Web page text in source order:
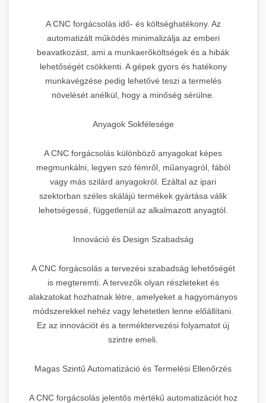
A CNC forgácsolás idő- és költséghatékony. Az
automatizált működés minimalizálja az emberi
beavatkozást, ami a munkaerőköltségek és a hibák
lehetőségét csökkenti. A gépek gyors és hatékony
munkavégzése pedig lehetővé teszi a termelés
növelését anélkül, hogy a minőség sérülne.
Anyagok Sokfélesége
A CNC forgácsolás különböző anyagokat képes
megmunkálni, legyen szó fémről, műanyagról, fából
vagy más szilárd anyagokról. Ezáltal az ipari
szektorban széles skálájú termékek gyártása válik
lehetségessé, függetlenül az alkalmazott anyagtól.
Innováció és Design Szabadság
A CNC forgácsolás a tervezési szabadság lehetőségét
is megteremti. A tervezők olyan részleteket és
alakzatokat hozhatnak létre, amelyeket a hagyományos
módszerekkel nehéz vagy lehetetlen lenne előállítani.
Ez az innovációt és a terméktervezési folyamatot új
szintre emeli.
Magas Szintű Automatizáció és Termelési Ellenőrzés
A CNC forgácsolás jelentős mértékű automatizációt hoz